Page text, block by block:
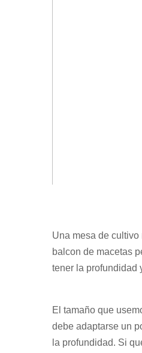
Una mesa de
balcon de macetas
tener la profundidad
El tamaño que
debe adaptarse un
la profundidad. Si